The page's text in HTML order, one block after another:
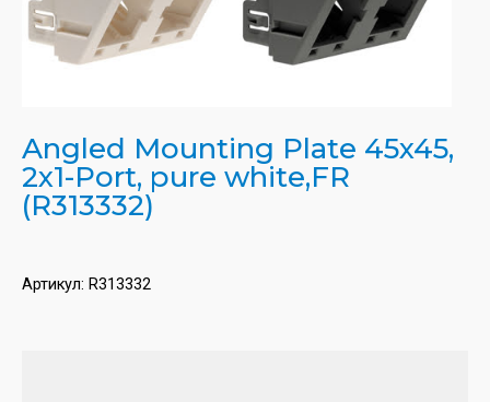
Angled Mounting Plate 45x45,
2x1-Port, pure white,FR
(R313332)
Артикул: R313332